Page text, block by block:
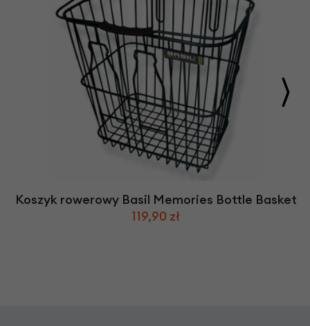
Koszyk rowerowy Basil Memories Bottle Basket
119,90 zł